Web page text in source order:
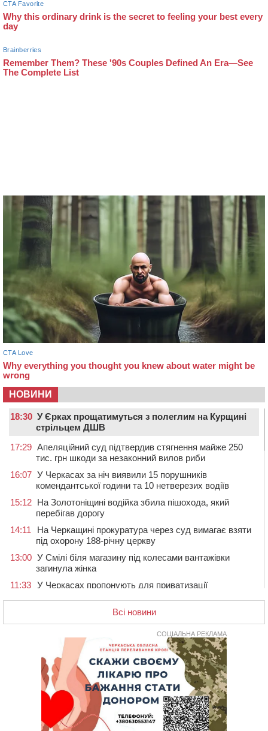
НОВИНИ
18:30 У Єрках прощатимуться з полеглим на Курщині
стрільцем ДШВ
17:29 Апеляційний суд підтвердив стягнення майже 250
тис. грн шкоди за незаконний вилов риби
16:07 У Черкасах за ніч виявили 15 порушників
комендантської години та 10 нетверезих водіїв
15:12 На Золотоніщині водійка збила пішохода, який
перебігав дорогу
14:11
На Черкащині прокуратура через суд вимагає взяти
під охорону 188-річну церкву
13:00 У Смілі біля магазину під колесами вантажівки
загинула жінка
11:33 У Черкасах пропонують для приватизації
Не вистачає стажу для пенсії: як його докупити та що
потрібно знати
У Черкасах виявили низку недоліків у гуртожитку, де
проживають ВПО
07 СЕРПНЯ 2026, П'ЯТНИЦЯ
На Черкащині врятували рідкісного чорного грифа
(ФОТО)
Черкаси виділять близько 20 млн грн на роботу
ліцею “Перспектива” до кінця року
Всі новини
СОЦІАЛЬНА РЕКЛАМА